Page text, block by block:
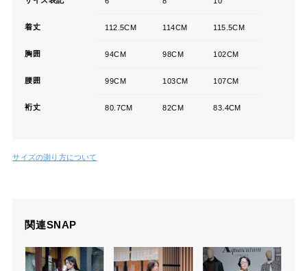
着丈 112.5CM 114CM 115.5CM
胸囲 94CM 98CM 102CM
腰囲 99CM 103CM 107CM
裄丈 80.7CM 82CM 83.4CM
サイズの測り方について
関連SNAP